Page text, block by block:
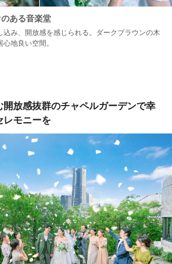
ある音楽堂
込み、開放感を感じられる。ダークブラウンの木
地良い空間。
開放感抜群のチャペルガーデンで幸
レモニーを